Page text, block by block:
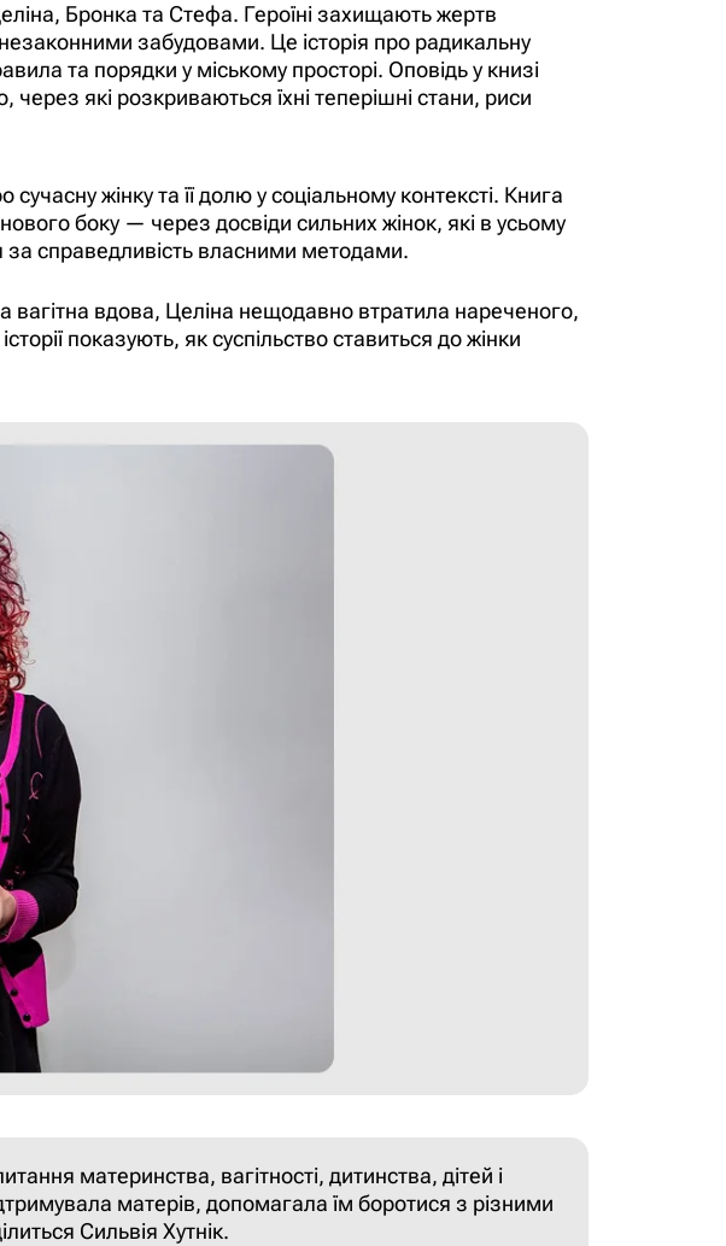
Бронка та Стефа. Героїні захищають жертв
забудовами. Це історія про радикальну
та порядки у міському просторі. Оповідь у книзі
через які розкриваються їхні теперішні стани, риси
жінку та її долю у соціальному контексті. Книга
боку — через досвіди сильних жінок, які в усьому
за справедливість власними методами.
вагітна вдова, Целіна нещодавно втратила нареченого,
показують, як суспільство ставиться до жінки
материнства, вагітності, дитинства, дітей і
матерів, допомагала їм боротися з різними
Сильвія Хутнік.